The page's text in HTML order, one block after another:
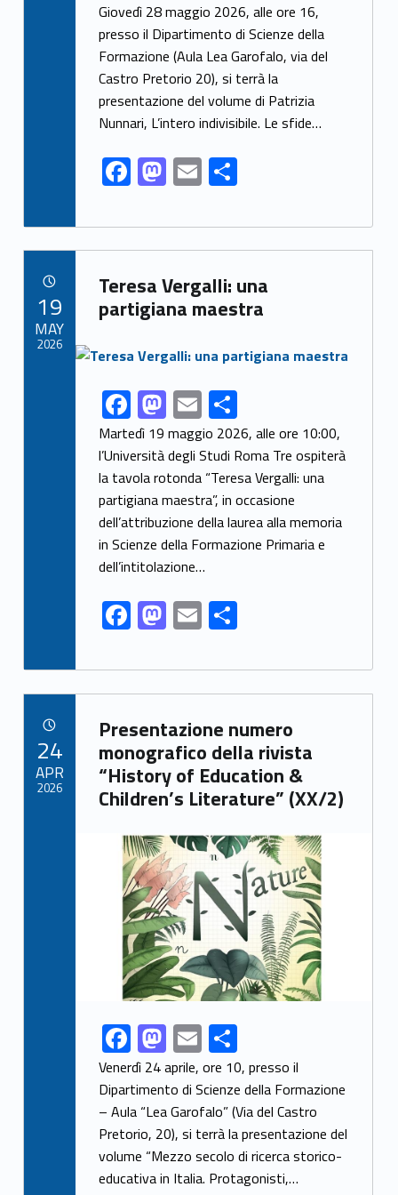
ac
e
b
o
o
k
as
to
d
o
n
m
ai
l
h
ar
e
Giovedì 28 maggio 2026, alle ore 16,
presso il Dipartimento di Scienze della
Formazione (Aula Lea Garofalo, via del
Castro Pretorio 20), si terrà la
presentazione del volume di Patrizia
Nunnari, L’intero indivisibile. Le sfide…
F
ac
e
b
o
o
k
M
as
to
d
o
n
E
m
ai
l
S
h
ar
e
Link identifier archive #link-archive-47777
Teresa Vergalli: una
partigiana maestra
Link identifier archive #link-archive-thumb-soap-57101
Link identifier share facebook archive #share-link-archive-23291F
ac
e
b
o
o
k
M
as
to
d
o
n
E
m
ai
l
S
h
ar
e
Martedì 19 maggio 2026, alle ore 10:00,
l’Università degli Studi Roma Tre ospiterà
la tavola rotonda “Teresa Vergalli: una
partigiana maestra”, in occasione
dell’attribuzione della laurea alla memoria
in Scienze della Formazione Primaria e
dell’intitolazione…
F
ac
e
b
o
o
k
M
as
to
d
o
n
E
m
ai
l
S
h
ar
e
19
MAY
2026
Link identifier archive #link-archive-6477
Presentazione numero
monografico della rivista
“History of Education &
Children’s Literature” (XX/2)
Link identifier share facebook archive #share-link-archive-6920F
ac
e
b
o
o
M
as
to
d
o
n
E
m
ai
l
S
h
ar
e
Venerdì 24 aprile, ore 10, presso il
Dipartimento di Scienze della Formazione
– Aula “Lea Garofalo” (Via del Castro
Pretorio, 20), si terrà la presentazione del
volume “Mezzo secolo di ricerca storico-
educativa in Italia. Protagonisti,…
24
APR
2026